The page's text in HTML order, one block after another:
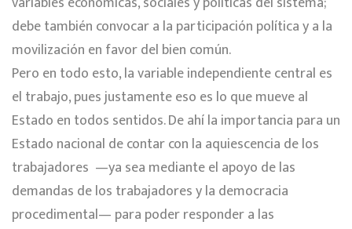
debe también convocar a la participación política y a la
movilización en favor del bien común.
Pero en todo esto, la variable independiente central es
el trabajo, pues justamente eso es lo que mueve al
Estado en todos sentidos. De ahí la importancia para un
Estado nacional de contar con la aquiescencia de los
trabajadores —ya sea mediante el apoyo de las
demandas de los trabajadores y la democracia
procedimental— para poder responder a las